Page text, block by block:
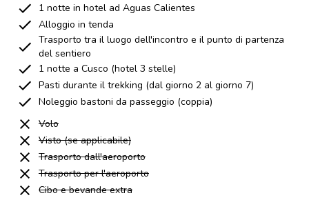
1 notte in hotel ad Aguas Calientes
Alloggio in tenda
Trasporto tra il luogo dell'incontro e il punto di partenza
del sentiero
1 notte a Cusco (hotel 3 stelle)
Pasti durante il trekking (dal giorno 2 al giorno 7)
Noleggio bastoni da passeggio (coppia)
Volo
Visto (se applicabile)
Trasporto dall'aeroporto
Trasporto per l'aeroporto
Cibo e bevande extra